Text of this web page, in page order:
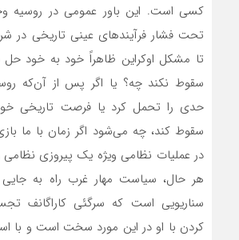
کسی است. این باور عمومی در روسیه
تحت فشار فرآیندهای عینی تاریخی در
تا مشکل اوکراین ظاهراً خود به خود حل
سقوط نکند چه؟ یا اگر پس از آن‌که
حدی را تحمل کرد یا فرصت تاریخی
سقوط کند، چه‌ می‌شود اگر زمان با ما
در عملیات نظامی ویژه یک پیروزی
هر حال، سیاست مهار غرب راه به جایی
سناریویی است که سرگئی کاراگانف
کردن با او در این مورد سخت است و با